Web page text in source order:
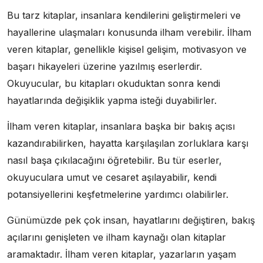
Bu tarz kitaplar, insanlara kendilerini geliştirmeleri ve
hayallerine ulaşmaları konusunda ilham verebilir. İlham
veren kitaplar, genellikle kişisel gelişim, motivasyon ve
başarı hikayeleri üzerine yazılmış eserlerdir.
Okuyucular, bu kitapları okuduktan sonra kendi
hayatlarında değişiklik yapma isteği duyabilirler.
İlham veren kitaplar, insanlara başka bir bakış açısı
kazandırabilirken, hayatta karşılaşılan zorluklara karşı
nasıl başa çıkılacağını öğretebilir. Bu tür eserler,
okuyuculara umut ve cesaret aşılayabilir, kendi
potansiyellerini keşfetmelerine yardımcı olabilirler.
Günümüzde pek çok insan, hayatlarını değiştiren, bakış
açılarını genişleten ve ilham kaynağı olan kitaplar
aramaktadır. İlham veren kitaplar, yazarların yaşam